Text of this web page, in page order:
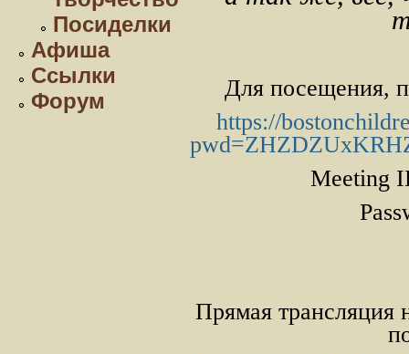
Посиделки
Афиша
Ссылки
Форум
Для посещения,
https://
Meeting
Прямая трансляция